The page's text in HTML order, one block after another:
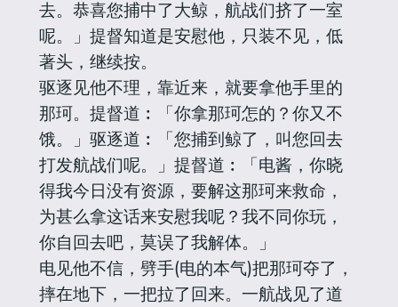
去。恭喜您捕中了大鲸，航战们挤了一室
呢。」提督知道是安慰他，只装不见，低
著头，继续按。
驱逐见他不理，靠近来，就要拿他手里的
那珂。提督道︰「你拿那珂怎的？你又不
饿。」驱逐道︰「您捕到鲸了，叫您回去
打发航战们呢。」提督道︰「电酱，你晓
得我今日没有资源，要解这那珂来救命，
为甚么拿这话来安慰我呢？我不同你玩，
你自回去吧，莫误了我解体。」
电见他不信，劈手(电的本气)把那珂夺了，
摔在地下，一把拉了回来。一航战见了道